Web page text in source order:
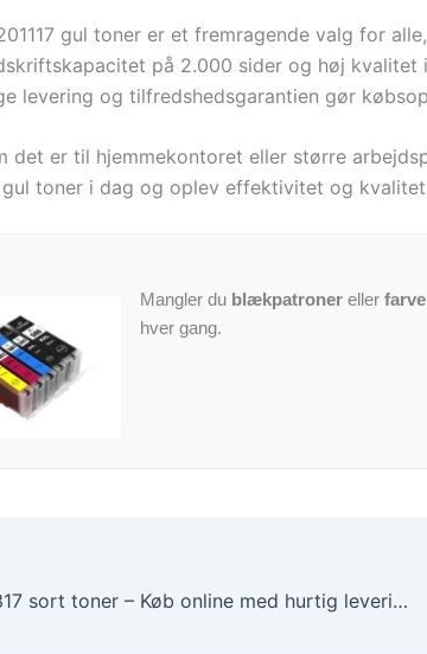
gul toner er et fremragende valg for
på 2.000 sider og høj
levering og tilfredshedsgarantien gør
det er til hjemmekontoret eller større
gul toner i dag og oplev effektivitet og
Mangler du blækpatroner eller
hver gang.
Xerox 006R01317 sort toner – Køb online med hurtig levering